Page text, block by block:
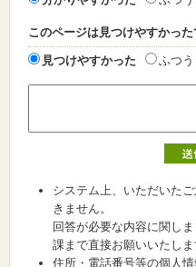
このページは見つけやすかった
見つけやすかった ふつう
システム上、いただいた
きません。
回答が必要な内容に関し
課まで直接お願いいたしま
住所・電話番号等の個人